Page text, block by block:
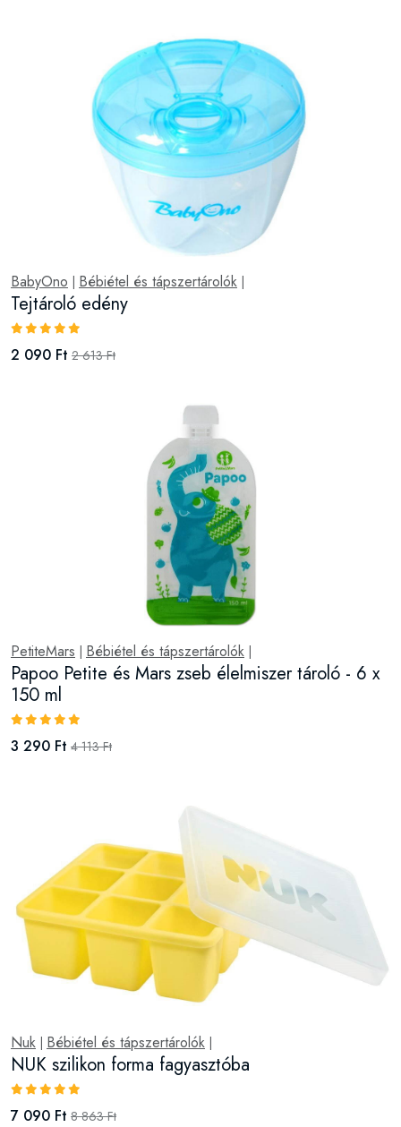
BabyOno Bébiétel és tápszertárolók
Tejtároló edény
2 090 Ft 2 613 Ft
PetiteMars Bébiétel és tápszertárolók
Papoo Petite és Mars zseb élelmiszer tároló - 6 x
150 ml
3 290 Ft 4 113 Ft
Nuk Bébiétel és tápszertárolók
NUK szilikon forma fagyasztóba
7 090 Ft 8 863 Ft